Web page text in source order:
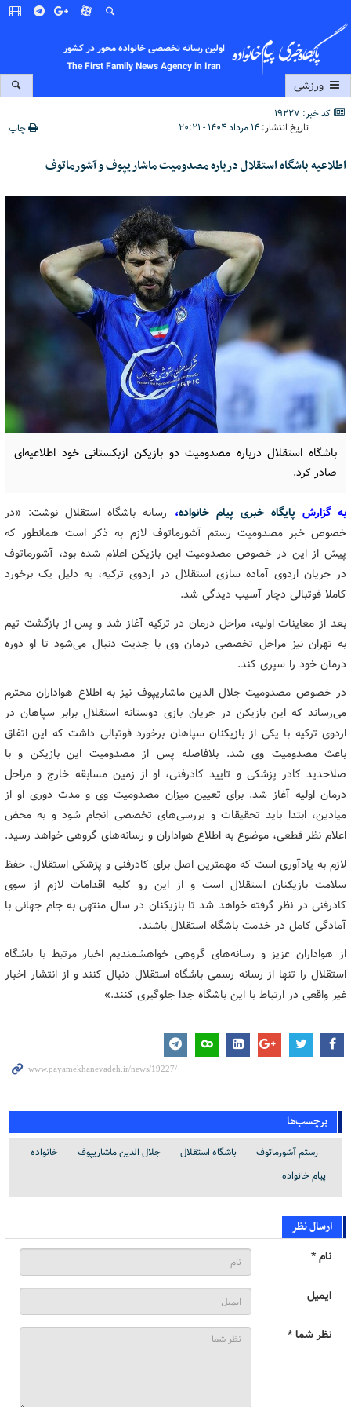
اولین رسانه تخصصی خانواده محور در کشور
The First Family News Agency in Iran
ورزشی
کد خبر: 19227
تاریخ انتشار:۱۴ مرداد ۱۴۰۴ - ۲۰:۲۱ چاپ
اطلاعیه باشگاه استقلال درباره مصدومیت ماشاریپوف و آشورماتوف
باشگاه استقلال درباره مصدومیت دو بازیکن ازبکستانی خود اطلاعیه‌ای
صادر کرد.
به گزارش پایگاه خبری پیام خانواده، رسانه باشگاه استقلال نوشت: «در
خصوص خبر مصدومیت رستم آشورماتوف لازم به ذکر است همانطور که
پیش از این در خصوص مصدومیت این بازیکن اعلام شده بود، آشورماتوف
در جریان اردوی آماده سازی استقلال در اردوی ترکیه، به دلیل یک برخورد
کاملا فوتبالی دچار آسیب دیدگی شد.
بعد از معاینات اولیه، مراحل درمان در ترکیه آغاز شد و پس از بازگشت تیم
به تهران نیز مراحل تخصصی درمان وی با جدیت دنبال می‌شود تا او دوره
درمان خود را سپری کند.
در خصوص مصدومیت جلال الدین ماشاریپوف نیز به اطلاع هواداران محترم
می‌رساند که این بازیکن در جریان بازی دوستانه استقلال برابر سپاهان در
اردوی ترکیه با یکی از بازیکنان سپاهان برخورد فوتبالی داشت که این اتفاق
باعث مصدومیت وی شد. بلافاصله پس از مصدومیت این بازیکن و با
صلاحدید کادر پزشکی و تایید کادرفنی، او از زمین مسابقه خارج و مراحل
درمان اولیه آغاز شد. برای تعیین میزان مصدومیت وی و مدت دوری او از
میادین، ابتدا باید تحقیقات و بررسی‌های تخصصی انجام شود و به محض
اعلام نظر قطعی، موضوع به اطلاع هواداران و رسانه‌های گروهی خواهد رسید.
لازم به یادآوری است که مهمترین اصل برای کادرفنی و پزشکی استقلال، حفظ
سلامت بازیکنان استقلال است و از این رو کلیه اقدامات لازم از سوی
کادرفنی در نظر گرفته خواهد شد تا بازیکنان در سال منتهی به جام جهانی با
آمادگی کامل در خدمت باشگاه استقلال باشند.
از هواداران عزیز و رسانه‌های گروهی خواهشمندیم اخبار مرتبط با باشگاه
استقلال را تنها از رسانه رسمی باشگاه استقلال دنبال کنند و از انتشار اخبار
غیر واقعی در ارتباط با این باشگاه جدا جلوگیری کنند.»
برچسب‌ها
رستم آشورماتوف باشگاه استقلال جلال الدین ماشاریپوف
خانواده
پیام خانواده
ارسال نظر
نام *
ایمیل
نظر شما *